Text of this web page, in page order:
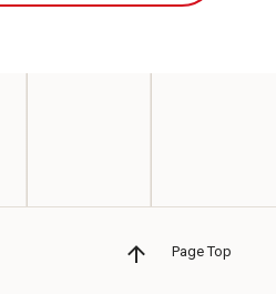
日本各地、そしてタイを訪れ
Page Top